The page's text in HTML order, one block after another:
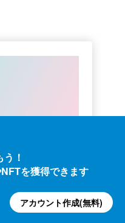
ームをして
1.16k
161.20ALIS
！
を獲得できます
アカウント作成(無料)